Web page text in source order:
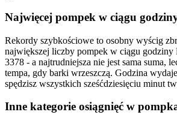
Najwięcej pompek w ciągu
Rekordy szybkościowe to osobny wyścig
największej liczby pompek w ciągu godziny
3378 - a najtrudniejsza nie jest sama suma,
tempa, gdy barki wrzeszczą. Godzina
spędzisz wszystkich sześćdziesięciu minut
Inne kategorie osiągnięć w